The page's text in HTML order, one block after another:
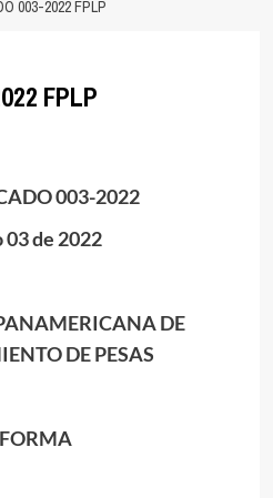
003-2022 FPLP
FPLP
003-2022
03 de 2022
DE
DE PESAS